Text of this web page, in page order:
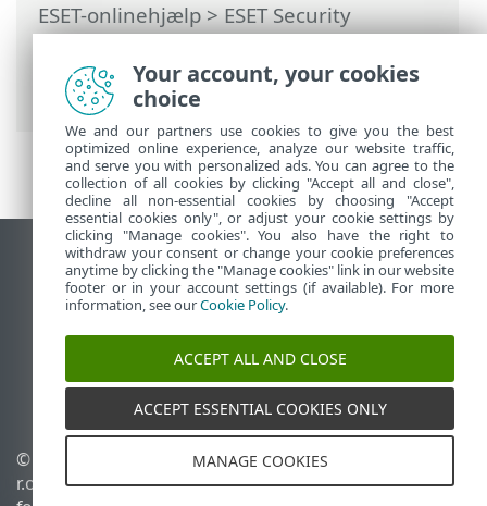
ESET-onlinehjælp>ESET Security
Ultimate>Avanceret opsætning>
Beskyttelse>Internetbeskyttelse>
Forældrekontrol> Brugerkonti
Vis computerwebsted
End of Life
ESET-vidensbase
ESET-forum
ESET Status Portal
Regional support
© 1992 - 2026 ESET, spol. s
r.o. – Alle rettigheder
Administrer cookies
Cookiepolitik
Your account, your cookies
choice
We and our partners use cookies to give you the best
optimized online experience, analyze our website traffic,
and serve you with personalized ads. You can agree to the
collection of all cookies by clicking "Accept all and close",
decline all non-essential cookies by choosing "Accept
essential cookies only", or adjust your cookie settings by
clicking "Manage cookies". You also have the right to
withdraw your consent or change your cookie preferences
anytime by clicking the "Manage cookies" link in our website
footer or in your account settings (if available). For more
information, see ourCookie Policy.
ACCEPT ALL AND CLOSE
ACCEPT ESSENTIAL COOKIES ONLY
MANAGE COOKIES